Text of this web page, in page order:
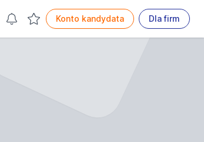
Konto kandydata Dla firm